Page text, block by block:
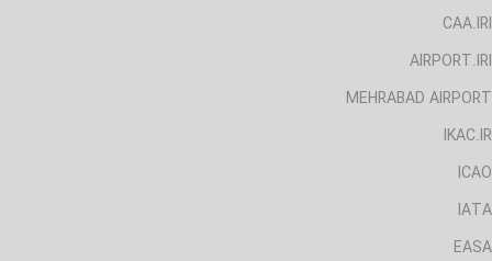
CAA.IRI
AIRPORT.IRI
MEHRABAD AIRPORT
IKAC.IR
ICAO
IATA
EASA